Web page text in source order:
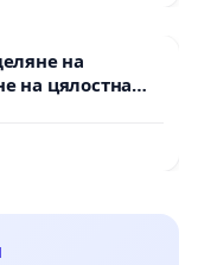
на
на цялостна
път между